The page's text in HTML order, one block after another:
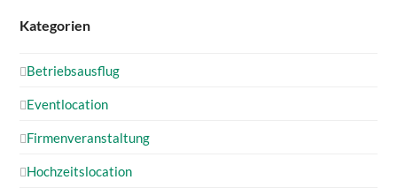
Kategorien
Betriebsausflug
Eventlocation
Firmenveranstaltung
Hochzeitslocation